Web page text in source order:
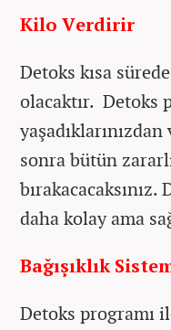
Kilo Verdirir
Detoks kısa
olacaktır. Detoks
sonra bütün
daha kolay ama
Bağışıklık
Detoks programı